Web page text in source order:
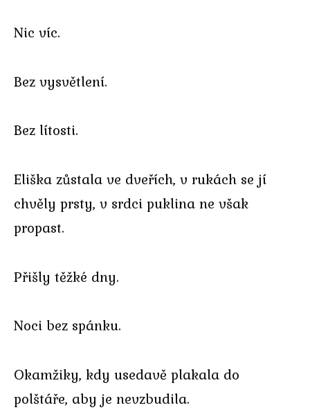
Nic víc.
Bez vysvětlení.
Bez lítosti.
Eliška zůstala ve dveřích, v rukách se jí
chvěly prsty, v srdci puklina ne však
propast.
Přišly těžké dny.
Noci bez spánku.
Okamžiky, kdy usedavě plakala do
polštáře, aby je nevzbudila.